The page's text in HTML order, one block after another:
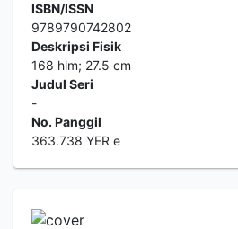
ISBN/ISSN
9789790742802
Deskripsi Fisik
168 hlm; 27.5 cm
Judul Seri
-
No. Panggil
363.738 YER e